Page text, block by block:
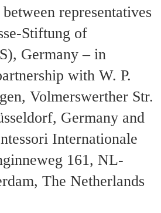
representatives
Stiftung of
Germany – in
with W. P.
Volmerswerther Str.
Germany and
Internationale
161, NL-
The Netherlands